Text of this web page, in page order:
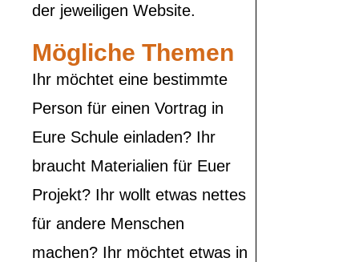
der jeweiligen Website.
Mögliche Themen
Ihr möchtet eine bestimmte
Person für einen Vortrag in
Eure Schule einladen? Ihr
braucht Materialien für Euer
Projekt? Ihr wollt etwas nettes
für andere Menschen
machen? Ihr möchtet etwas in